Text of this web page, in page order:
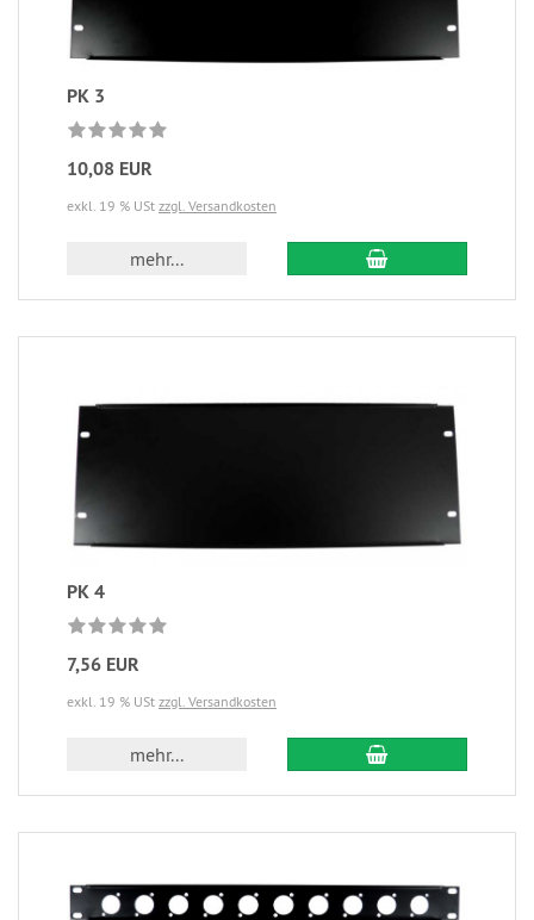
PK 3
10,08 EUR
exkl. 19 % USt zzgl. Versandkosten
mehr...
PK 4
7,56 EUR
exkl. 19 % USt zzgl. Versandkosten
mehr...